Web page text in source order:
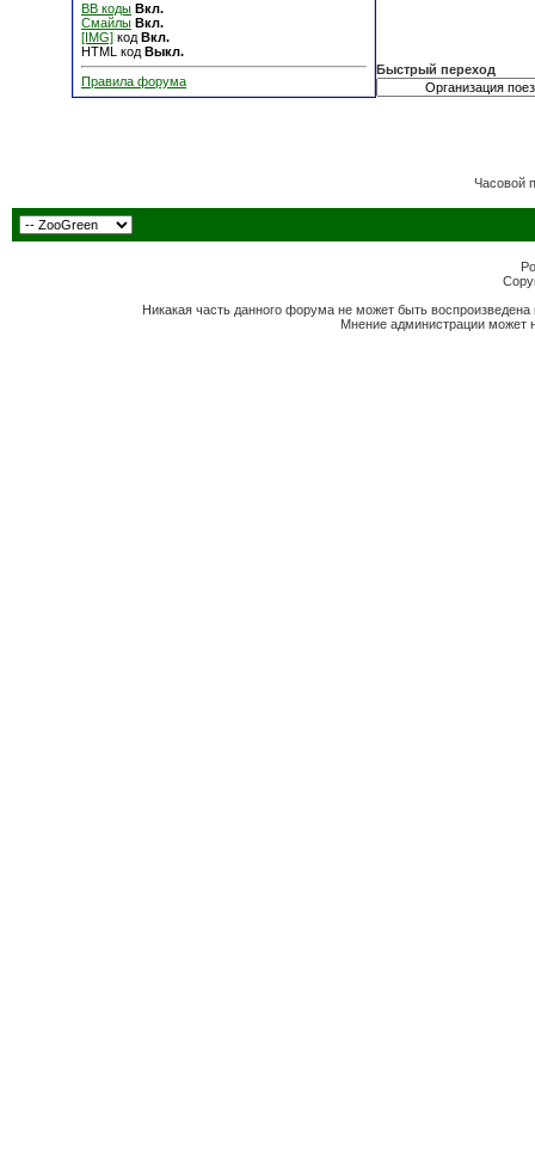
BB коды Вкл.
Смайлы Вкл.
[IMG] код Вкл.
HTML код Выкл.
Правила форума
Быстрый переход
Часовой
Никакая часть данного форума не может быть
Мнение администрации может